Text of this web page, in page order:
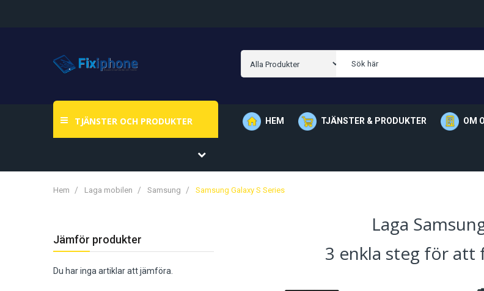
TJÄNSTER OCH PRODUKTER HEM TJÄNSTER & PRODUKTER OM
Hem Laga mobilen Samsung Samsung Galaxy S Series
Jämför produkter
Du har inga artiklar att jämföra.
Laga
3 enkla steg för att